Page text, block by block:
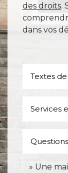
des droits.
dans vos
Textes
Services
Une